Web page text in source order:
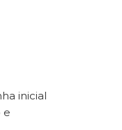
inicial
e